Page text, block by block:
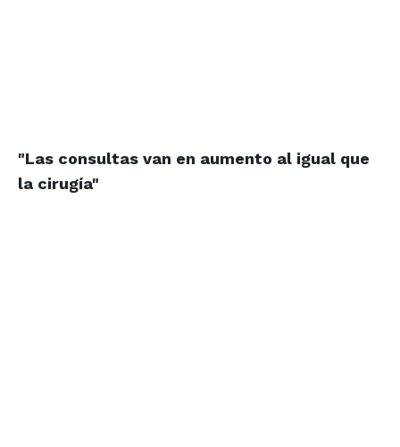
"Las consultas van en aumento al igual que
la cirugía"